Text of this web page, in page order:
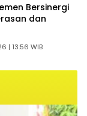
Bersinergi
dan
| 13:56 WIB